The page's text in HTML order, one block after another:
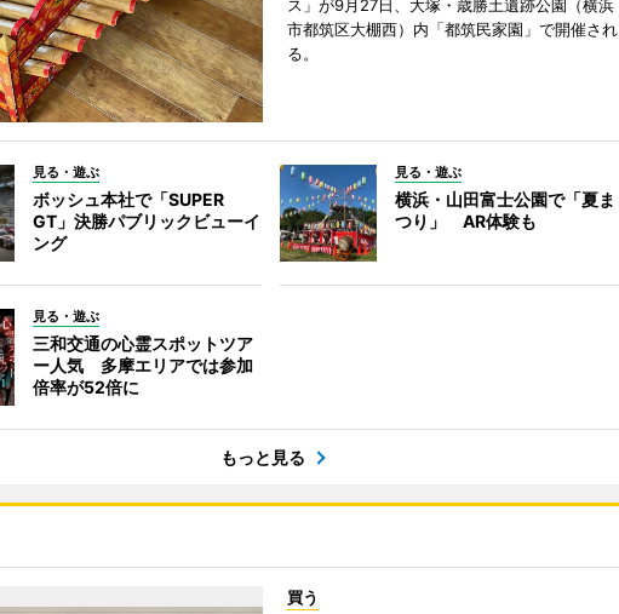
ス」が9月27日、大塚・歳勝土遺跡公園（横浜
市都筑区大棚西）内「都筑民家園」で開催され
る。
見る・遊ぶ
ボッシュ本社で「SUPER
GT」決勝パブリックビューイ
ング
見る・遊ぶ
横浜・山田富士公園で「夏ま
つり」 AR体験も
見る・遊ぶ
三和交通の心霊スポットツア
ー人気 多摩エリアでは参加
倍率が52倍に
もっと見る
買う